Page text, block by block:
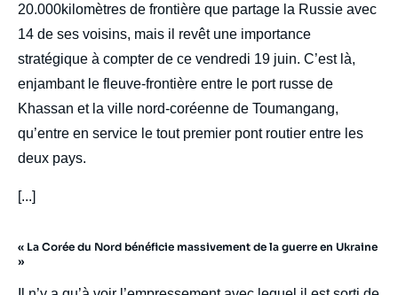
20.000kilomètres de frontière que partage la Russie avec
14 de ses voisins, mais il revêt une importance
stratégique à compter de ce vendredi 19 juin. C’est là,
enjambant le fleuve-frontière entre le port russe de
Khassan et la ville nord-coréenne de Toumangang,
qu’entre en service le tout premier pont routier entre les
deux pays.
[...]
« La Corée du Nord bénéficie massivement de la guerre en Ukraine
»